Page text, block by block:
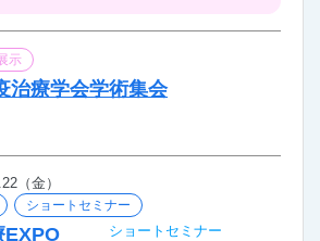
示
治療学会学術集会
（金）
ショートセミナー
EXPO ショートセミナー